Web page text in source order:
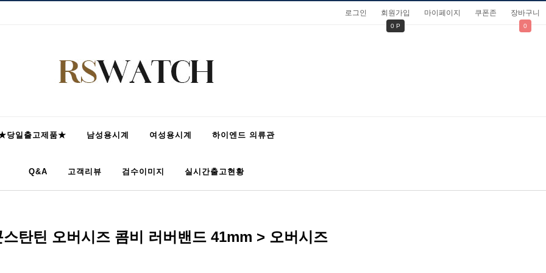
로그인 회원가입
0 P
마이페이지 쿠폰존 장바구니
0
당일출고제품★ 남성용시계 여성용시계 하이엔드 의류관
Q&A 고객리뷰 검수이미지 실시간출고현황
탄틴 오버시즈 콤비 러버밴드 41mm > 오버시즈